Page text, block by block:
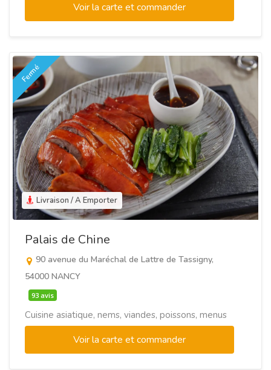
Voir la carte et commander
Livraison / A Emporter
Fermé
Palais de Chine
90 avenue du Maréchal de Lattre de Tassigny,
54000 NANCY
93 avis
Cuisine asiatique, nems, viandes, poissons, menus
Voir la carte et commander